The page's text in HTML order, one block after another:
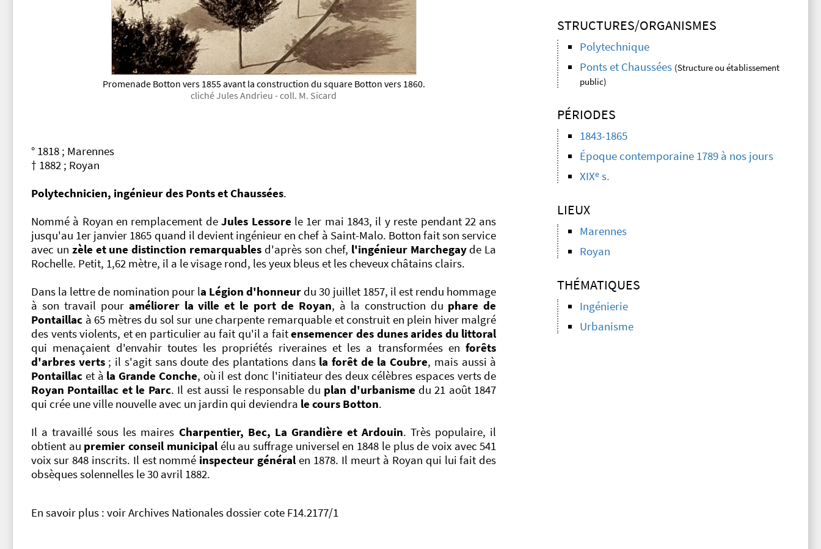
Promenade Botton vers 1855 avant la construction du square Botton vers 1860.
cliché Jules Andrieu - coll. M. Sicard
° 1818 ; Marennes
† 1882 ; Royan
Polytechnicien, ingénieur des Ponts et Chaussées.
Nommé à Royan en remplacement deJules Lessore le 1er mai 1843, il y reste pendant 22 ans
jusqu'au 1er janvier 1865 quand il devient ingénieur en chef à Saint-Malo. Botton fait son service
avec un zèle et une distinction remarquables d'après son chef, l'ingénieur Marchegayde La
Rochelle. Petit, 1,62 mètre, il a le visage rond, les yeux bleus et les cheveux châtains clairs.
Dans la lettre de nomination pour la Légion d'honneur du 30 juillet 1857, il est rendu hommage
à son travail pour améliorer la ville et le port de Royan, à la construction du phare de
Pontaillac à 65 mètres du sol sur une charpente remarquable et construit en plein hiver malgré
des vents violents, et en particulier au fait qu'il a faitensemencer des dunes arides du littoral
qui menaçaient d'envahir toutes les propriétés riveraines et les a transformées enforêts
d'arbres verts; il s'agit sans doute des plantations dans la forêt de la Coubre, mais aussi à
Pontaillac et à la Grande Conche, où il est donc l'initiateur des deux célèbres espaces verts de
Royan Pontaillac et le Parc. Il est aussi le responsable du plan d'urbanisme du 21 août 1847
qui crée une ville nouvelle avec un jardin qui deviendra le cours Botton.
Il a travaillé sous les maires Charpentier, Bec, La Grandière et Ardouin. Très populaire, il
obtient au premier conseil municipalélu au suffrage universel en 1848 le plus de voix avec 541
voix sur 848 inscrits. Il est nommé inspecteur généralen 1878. Il meurt à Royan qui lui fait des
obsèques solennelles le 30 avril 1882.
En savoir plus : voir Archives Nationales dossier cote F14.2177/1
STRUCTURES/ORGANISMES
Polytechnique
Ponts et Chaussées (Structure ou établissement
public)
PÉRIODES
1843-1865
Époque contemporaine 1789 à nos jours
XIXe s.
LIEUX
Marennes
Royan
THÉMATIQUES
Ingénierie
Urbanisme